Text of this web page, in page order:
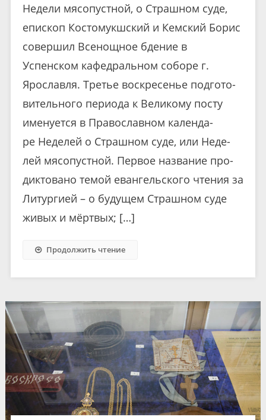
Недели мясопустной, о Страшном суде,
епископ Костомукшский и Кемский Борис
совершил Всенощное бдение в
Успенском кафедральном соборе г.
Ярославля. Тре­тье вос­кре­се­нье под­го­то­
ви­тель­но­го пе­ри­о­да к Ве­ли­ко­му по­сту
име­ну­ет­ся в Пра­во­слав­ном ка­лен­да­
ре Неде­лей о Страш­ном су­де, или Неде­
лей мя­со­пуст­ной. Пер­вое на­зва­ние про­
дик­то­ва­но те­мой еван­гель­ско­го чте­ния за
Ли­тур­ги­ей – о бу­ду­щем Страш­ном су­де
жи­вых и мёрт­вых; […]
Продолжить чтение